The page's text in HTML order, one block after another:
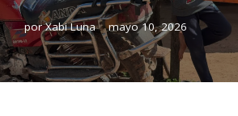
porXabi Luna mayo 10, 2026